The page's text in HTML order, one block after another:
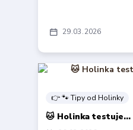
29 03 2026
👉 🐾 Tipy od Holinky
🐱 Holinka testuje…